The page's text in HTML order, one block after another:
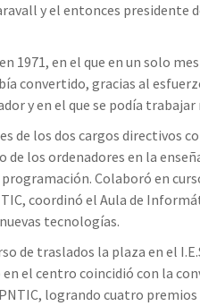
y el entonces presidente
1971, en el que en un solo
convertido, gracias al
y en el que se podía trabajar
de los dos cargos directivos
de los ordenadores en la
Colaboró en
coordinó el Aula de
tecnologías.
de traslados la plaza en el
el centro coincidió con la
logrando cuatro